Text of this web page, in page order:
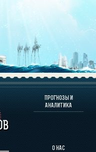
ПРОГНОЗЫ И
АНАЛИТИКА
О НАС
ЛИЧНОСТЕЙ